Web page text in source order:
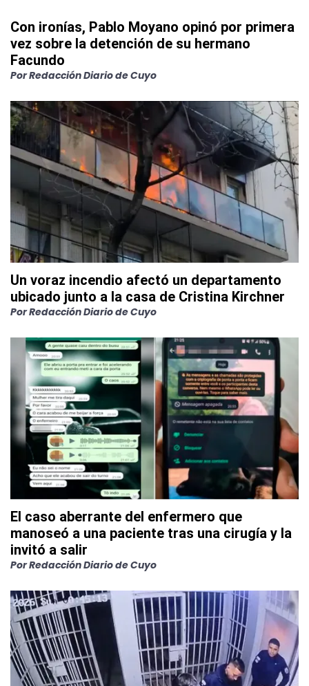
Con ironías, Pablo Moyano opinó por primera
vez sobre la detención de su hermano
Facundo
PorRedacción Diario de Cuyo
Un voraz incendio afectó un departamento
ubicado junto a la casa de Cristina Kirchner
PorRedacción Diario de Cuyo
El caso aberrante del enfermero que
manoseó a una paciente tras una cirugía y la
invitó a salir
PorRedacción Diario de Cuyo